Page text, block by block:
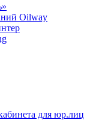
Oilway
для юр.лиц